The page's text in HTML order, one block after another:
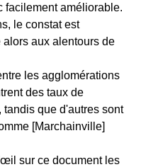
facilement améliorable.
le constat est
aux alentours de
les agglomérations
des taux de
tandis que d'autres sont
[Marchainville]
sur ce document les